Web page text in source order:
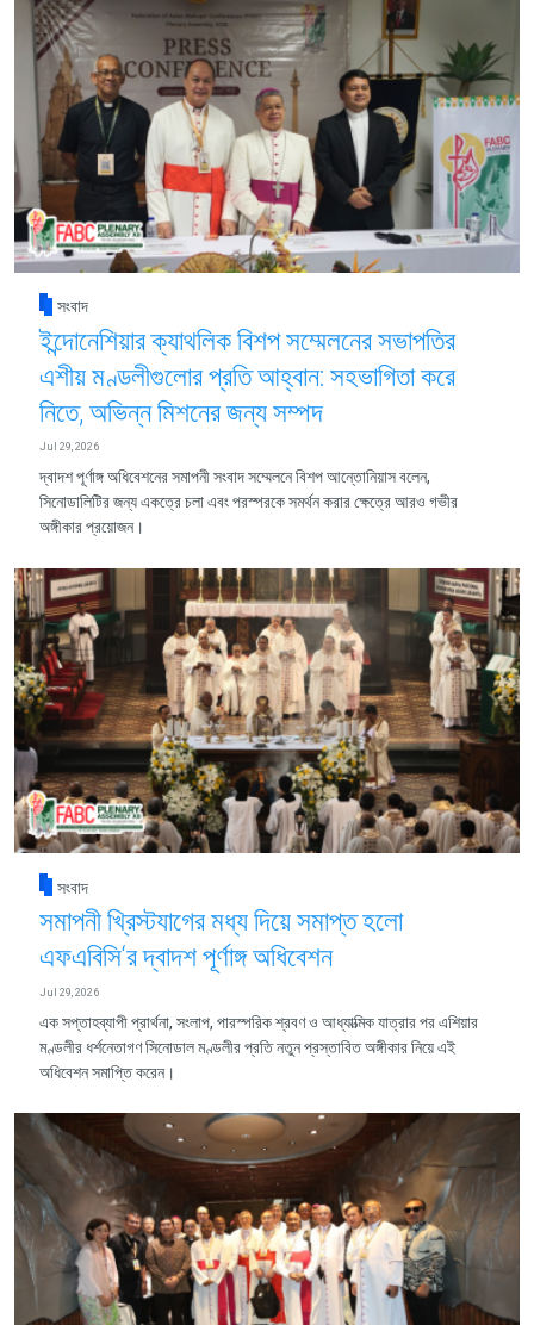
সংবাদ
ইন্দোনেশিয়ার ক্যাথলিক বিশপ সম্মেলনের সভাপতির
এশীয় মণ্ডলীগুলোর প্রতি আহ্বান: সহভাগিতা করে
নিতে, অভিন্ন মিশনের জন্য সম্পদ
Jul 29, 2026
দ্বাদশ পূর্ণাঙ্গ অধিবেশনের সমাপনী সংবাদ সম্মেলনে বিশপ আন্তোনিয়াস বলেন,
সিনোডালিটির জন্য একত্রে চলা এবং পরস্পরকে সমর্থন করার ক্ষেত্রে আরও গভীর
অঙ্গীকার প্রয়োজন।
সংবাদ
সমাপনী খ্রিস্টযাগের মধ্য দিয়ে সমাপ্ত হলো
এফএবিসি‘র দ্বাদশ পূর্ণাঙ্গ অধিবেশন
Jul 29, 2026
এক সপ্তাহব্যাপী প্রার্থনা, সংলাপ, পারস্পরিক শ্রবণ ও আধ্যাত্মিক যাত্রার পর এশিয়ার
মণ্ডলীর ধর্শনেতাগণ সিনোডাল মণ্ডলীর প্রতি নতুন প্রস্তাবিত অঙ্গীকার নিয়ে এই
অধিবেশন সমাপ্তি করেন।